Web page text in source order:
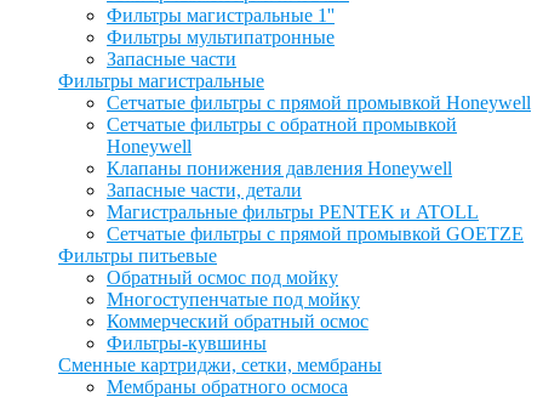
Фильтры магистральные 1''
Фильтры мультипатронные
Запасные части
Фильтры магистральные
Сетчатые фильтры с прямой промывкой Honeywell
Сетчатые фильтры с обратной промывкой
Honeywell
Клапаны понижения давления Honeywell
Запасные части, детали
Магистральные фильтры PENTEK и ATOLL
Сетчатые фильтры с прямой промывкой GOETZE
Фильтры питьевые
Обратный осмос под мойку
Многоступенчатые под мойку
Коммерческий обратный осмос
Фильтры-кувшины
Сменные картриджи, сетки, мембраны
Мембраны обратного осмоса